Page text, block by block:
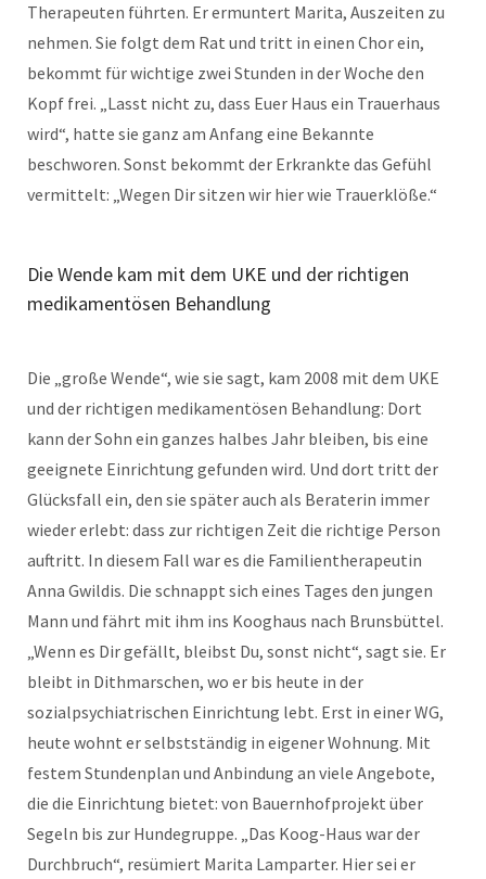
Therapeuten führten. Er ermuntert Marita, Auszeiten zu
nehmen. Sie folgt dem Rat und tritt in einen Chor ein,
bekommt für wichtige zwei Stunden in der Woche den
Kopf frei. „Lasst nicht zu, dass Euer Haus ein Trauerhaus
wird“, hatte sie ganz am Anfang eine Bekannte
beschworen. Sonst bekommt der Erkrankte das Gefühl
vermittelt: „Wegen Dir sitzen wir hier wie Trauerklöße.“
Die Wende kam mit dem UKE und der richtigen
medikamentösen Behandlung
Die „große Wende“, wie sie sagt, kam 2008 mit dem UKE
und der richtigen medikamentösen Behandlung: Dort
kann der Sohn ein ganzes halbes Jahr bleiben, bis eine
geeignete Einrichtung gefunden wird. Und dort tritt der
Glücksfall ein, den sie später auch als Beraterin immer
wieder erlebt: dass zur richtigen Zeit die richtige Person
auftritt. In diesem Fall war es die Familientherapeutin
Anna Gwildis. Die schnappt sich eines Tages den jungen
Mann und fährt mit ihm ins Kooghaus nach Brunsbüttel.
„Wenn es Dir gefällt, bleibst Du, sonst nicht“, sagt sie. Er
bleibt in Dithmarschen, wo er bis heute in der
sozialpsychiatrischen Einrichtung lebt. Erst in einer WG,
heute wohnt er selbstständig in eigener Wohnung. Mit
festem Stundenplan und Anbindung an viele Angebote,
die die Einrichtung bietet: von Bauernhofprojekt über
Segeln bis zur Hundegruppe. „Das Koog-Haus war der
Durchbruch“, resümiert Marita Lamparter. Hier sei er